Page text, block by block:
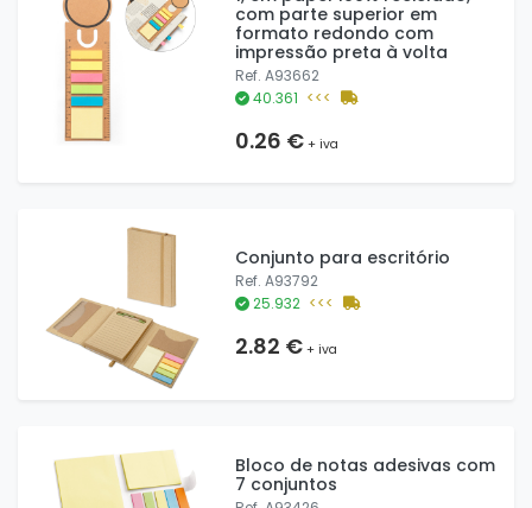
com parte superior em
formato redondo com
impressão preta à volta
Ref. A93662
40.361 <<<
0.26 €+ iva
Conjunto para escritório
Ref. A93792
25.932 <<<
2.82 €+ iva
Bloco de notas adesivas com
7 conjuntos